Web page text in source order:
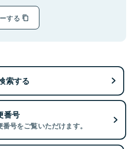
する
索する
番号
号をご覧いただけます。